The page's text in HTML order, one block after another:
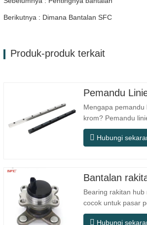
Berikutnya : Dimana Bantalan SFC
Produk-produk terkait
Mengapa pemandu
krom? Pemandu
memenuhi
di lingkungan
otomasi, mesin
peralatan luar
pemrosesan…
Hubungi
Bearing rakitan
cocok untuk pasar
penggantian suku
Hubungi